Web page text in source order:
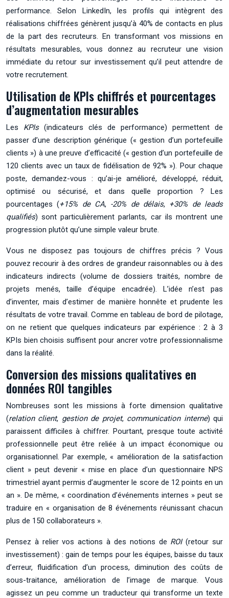
performance. Selon LinkedIn, les profils qui intègrent des
réalisations chiffrées génèrent jusqu’à 40% de contacts en plus
de la part des recruteurs. En transformant vos missions en
résultats mesurables, vous donnez au recruteur une vision
immédiate du retour sur investissement qu’il peut attendre de
votre recrutement.
Utilisation de KPIs chiffrés et pourcentages
d’augmentation mesurables
Les KPIs(indicateurs clés de performance) permettent de
passer d’une description générique (« gestion d’un portefeuille
clients ») à une preuve d’efficacité (« gestion d’un portefeuille de
120 clients avec un taux de fidélisation de 92% »). Pour chaque
poste, demandez-vous : qu’ai-je amélioré, développé, réduit,
optimisé ou sécurisé, et dans quelle proportion ? Les
pourcentages (+15% de CA, -20% de délais, +30% de leads
qualifiés) sont particulièrement parlants, car ils montrent une
progression plutôt qu’une simple valeur brute.
Vous ne disposez pas toujours de chiffres précis ? Vous
pouvez recourir à des ordres de grandeur raisonnables ou à des
indicateurs indirects (volume de dossiers traités, nombre de
projets menés, taille d’équipe encadrée). L’idée n’est pas
d’inventer, mais d’estimer de manière honnête et prudente les
résultats de votre travail. Comme en tableau de bord de pilotage,
on ne retient que quelques indicateurs par expérience : 2 à 3
KPIs bien choisis suffisent pour ancrer votre professionnalisme
dans la réalité.
Conversion des missions qualitatives en
données ROI tangibles
Nombreuses sont les missions à forte dimension qualitative
(relation client, gestion de projet, communication interne) qui
paraissent difficiles à chiffrer. Pourtant, presque toute activité
professionnelle peut être reliée à un impact économique ou
organisationnel. Par exemple, « amélioration de la satisfaction
client » peut devenir « mise en place d’un questionnaire NPS
trimestriel ayant permis d’augmenter le score de 12 points en un
an ». De même, « coordination d’événements internes » peut se
traduire en « organisation de 8 événements réunissant chacun
plus de 150 collaborateurs ».
Pensez à relier vos actions à des notions de ROI(retour sur
investissement) : gain de temps pour les équipes, baisse du taux
d’erreur, fluidification d’un process, diminution des coûts de
sous-traitance, amélioration de l’image de marque. Vous
agissez un peu comme un traducteur qui transforme un texte